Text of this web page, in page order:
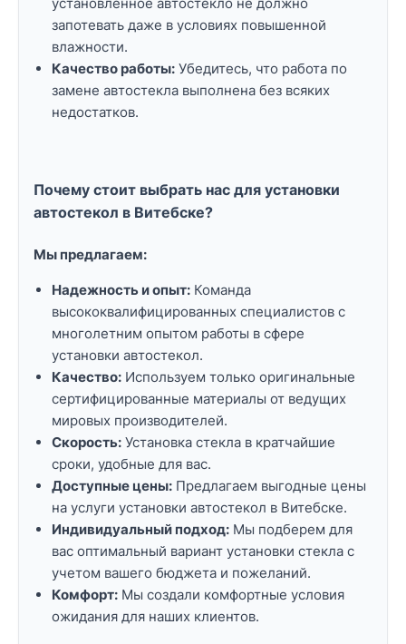
запотевать даже в условиях повышенной
влажности.
Качество работы: Убедитесь, что работа по
замене автостекла выполнена без всяких
недостатков.
Почему стоит выбрать нас для установки
автостекол в Витебске?
Мы предлагаем:
Надежность и опыт: Команда
высококвалифицированных специалистов с
многолетним опытом работы в сфере
установки автостекол.
Качество: Используем только оригинальные
сертифицированные материалы от ведущих
мировых производителей.
Скорость: Установка стекла в кратчайшие
сроки, удобные для вас.
Доступные цены: Предлагаем выгодные цены
на услуги установки автостекол в Витебске.
Индивидуальный подход: Мы подберем для
вас оптимальный вариант установки стекла с
учетом вашего бюджета и пожеланий.
Комфорт: Мы создали комфортные условия
ожидания для наших клиентов.